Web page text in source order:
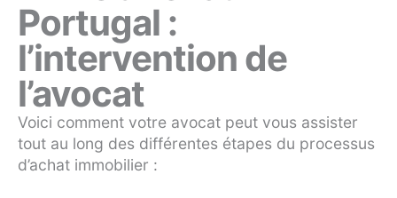
Portugal :
l’intervention de
l’avocat
Voici comment votre avocat peut vous assister
tout au long des différentes étapes du processus
d’achat immobilier :